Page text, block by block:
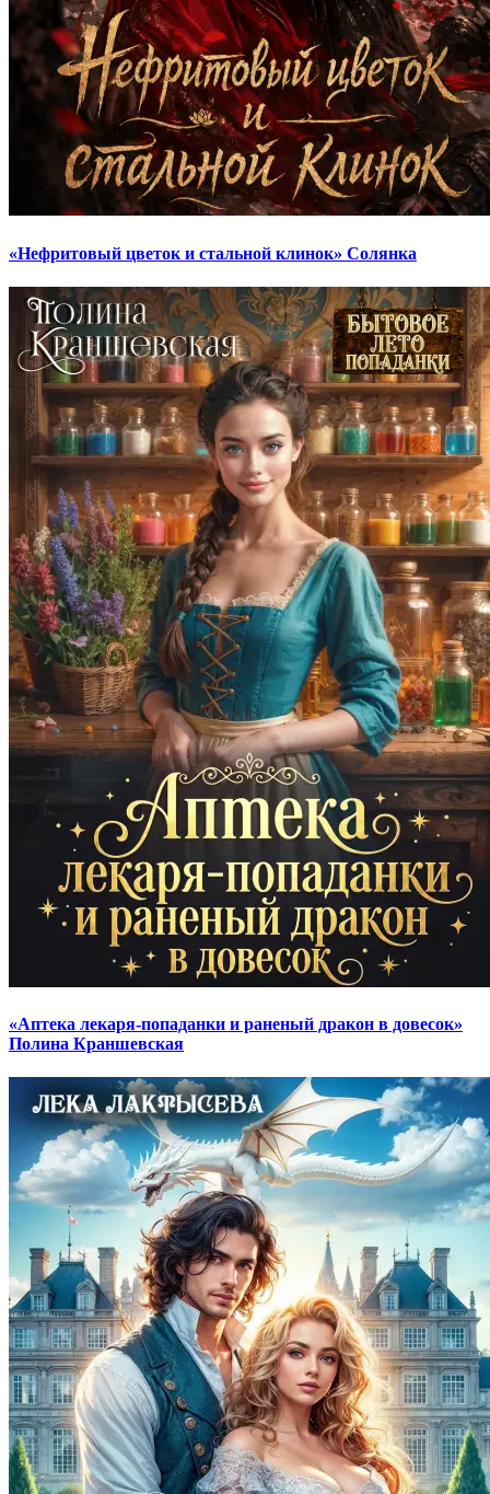
«Нефритовый цветок и стальной клинок» Солянка
«Аптека лекаря-попаданки и раненый дракон в довесок»
Полина Краншевская